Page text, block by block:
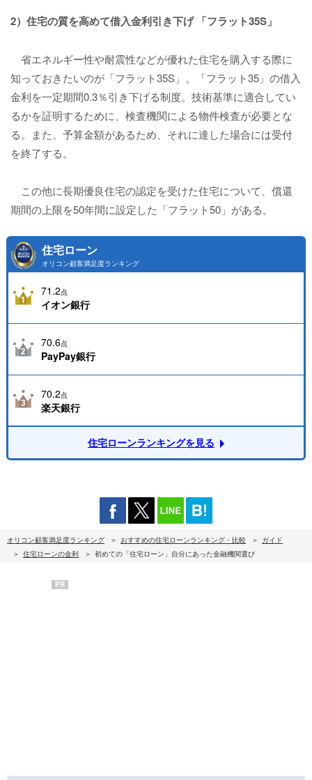
2）住宅の質を高めて借入金利引き下げ 「フラット35S」
省エネルギー性や耐震性などが優れた住宅を購入する際に
知っておきたいのが「フラット35S」。「フラット35」の借入
金利を一定期間0.3％引き下げる制度。技術基準に適合してい
るかを証明するために、検査機関による物件検査が必要とな
る。また、予算金額があるため、それに達した場合には受付
を終了する。
この他に長期優良住宅の認定を受けた住宅について、償還
期間の上限を50年間に設定した「フラット50」がある。
住宅ローン
オリコン顧客満足度ランキング
71.2点
イオン銀行
70.6点
PayPay銀行
70.2点
楽天銀行
住宅ローンランキングを見る
オリコン顧客満足度ランキング おすすめの住宅ローンランキング・比較
ガイド
住宅ローンの金利
初めての「住宅ローン」自分にあった金融機関選び
PR